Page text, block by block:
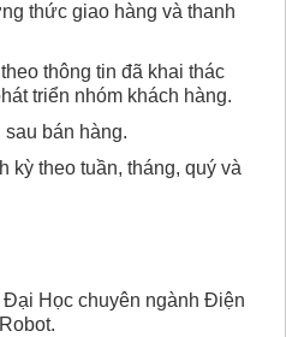
thức giao hàng và thanh
thông tin đã khai thác
triển nhóm khách hàng.
bán hàng.
kỳ theo tuần, tháng, quý và
Học chuyên ngành Điện